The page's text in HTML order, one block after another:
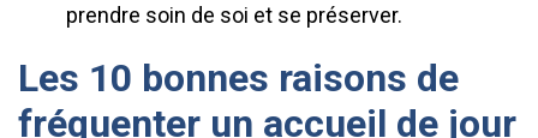
prendre soin de soi et se préserver.
Les 10 bonnes raisons de
fréquenter un accueil de jour